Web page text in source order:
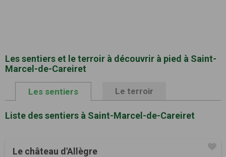
Les sentiers et le terroir à découvrir à pied à Saint-
Marcel-de-Careiret
Les sentiers Le terroir
Liste des sentiers à Saint-Marcel-de-Careiret
Le château d'Allègre